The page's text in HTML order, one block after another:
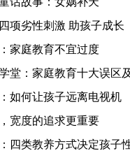
项劣性刺激 助孩子成长
家庭教育不宜过度
堂：家庭教育十大误区
如何让孩子远离电视机
宽度的追求更重要
四类教养方式决定孩子